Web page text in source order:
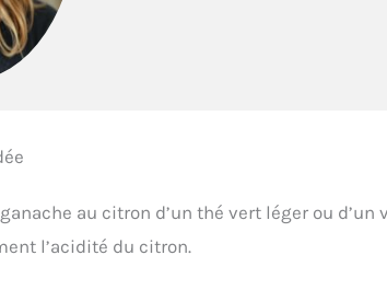
au citron d’un thé vert léger ou
l’acidité du citron.